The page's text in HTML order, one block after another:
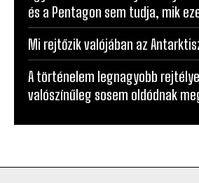
A világ legfurcsább helyei, ahová
nem engednek be
Egyre több furcsa objektum
és a Pentagon sem tudja, mik